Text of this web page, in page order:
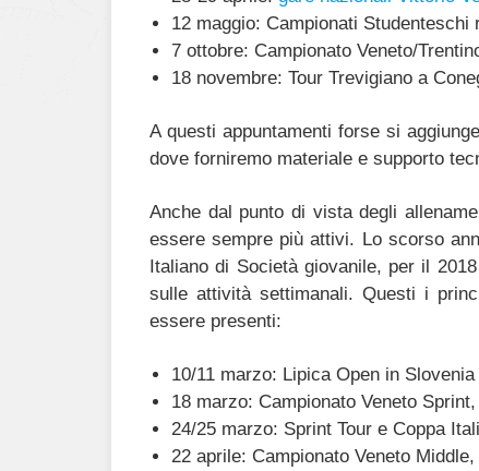
12 maggio: Campionati Studenteschi
7 ottobre: Campionato Veneto/
18 novembre: Tour Trevigiano a
A questi appuntamenti forse si
dove forniremo materiale e supporto
Anche dal punto di vista degli
essere sempre più attivi. Lo scorso
Italiano di Società giovanile, per il
sulle attività settimanali. Questi i
essere presenti:
10/11 marzo: Lipica Open in Slovenia
18 marzo: Campionato Veneto
24/25 marzo: Sprint Tour e Coppa
22 aprile: Campionato Veneto